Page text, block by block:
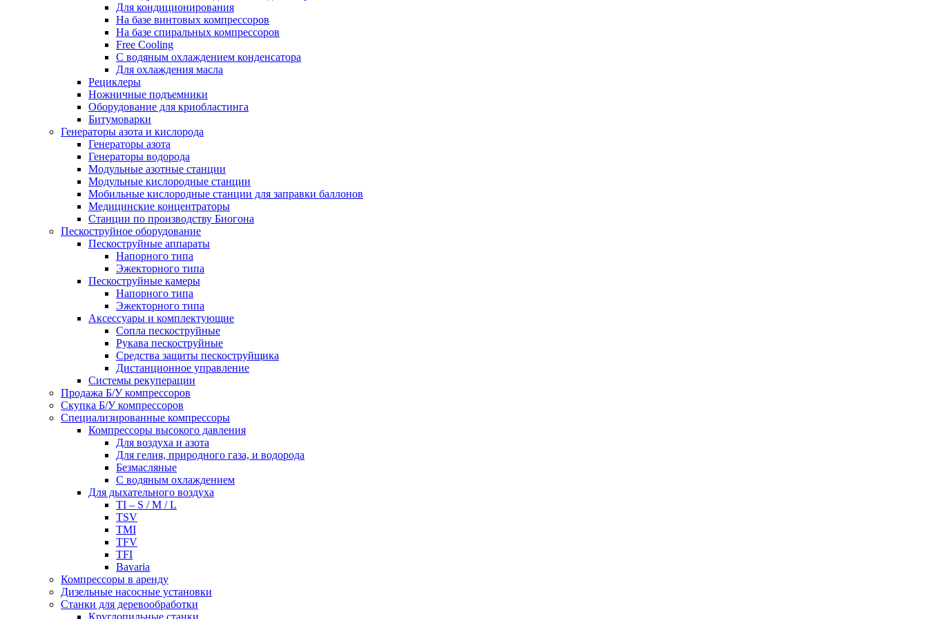
Для кондиционирования
На базе винтовых компрессоров
На базе спиральных компрессоров
Free Cooling
С водяным охлаждением конденсатора
Для охлаждения масла
Рециклеры
Ножничные подъемники
Оборудование для криобластинга
Битумоварки
Генераторы азота и кислорода
Генераторы азота
Генераторы водорода
Модульные азотные станции
Модульные кислородные станции
Мобильные кислородные станции для заправки баллонов
Медицинские концентраторы
Станции по производству Биогона
Пескоструйное оборудование
Пескоструйные аппараты
Напорного типа
Эжекторного типа
Пескоструйные камеры
Напорного типа
Эжекторного типа
Аксессуары и комплектующие
Сопла пескоструйные
Рукава пескоструйные
Средства защиты пескоструйщика
Дистанционное управление
Системы рекуперации
Продажа Б/У компрессоров
Скупка Б/У компрессоров
Специализированные компрессоры
Компрессоры высокого давления
Для воздуха и азота
Для гелия, природного газа, и водорода
Безмасляные
С водяным охлаждением
Для дыхательного воздуха
TI – S / M / L
TSV
TMI
TFV
TFI
Bavaria
Компрессоры в аренду
Дизельные насосные установки
Станки для деревообработки
Круглопильные станки